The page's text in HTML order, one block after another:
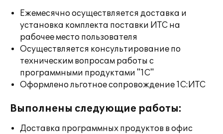
Ежемесячно осуществляется доставка и
установка комплекта поставки ИТС на
рабочее место пользователя
Осуществляется консультирование по
техническим вопросам работы с
программными продуктами "1С"
Оформлено льготное сопровождение 1С:ИТС
Выполнены следующие работы:
Доставка программных продуктов в офис